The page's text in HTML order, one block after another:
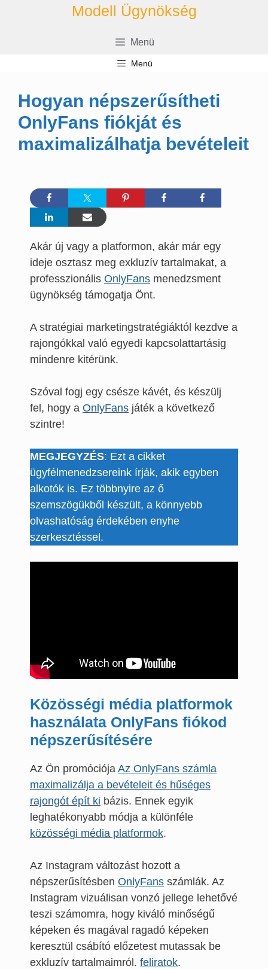
Modell Ügynökség
Menü
Menü
Hogyan népszerűsítheti
OnlyFans fiókját és
maximalizálhatja bevételeit
Akár új vagy a platformon, akár már egy
ideje osztasz meg exkluzív tartalmakat, a
professzionális OnlyFans menedzsment
ügynökség támogatja Önt.
A stratégiai marketingstratégiáktól kezdve a
rajongókkal való egyedi kapcsolattartásig
mindenre kitérünk.
Szóval fogj egy csésze kávét, és készülj
fel, hogy a OnlyFans játék a következő
szintre!
MEGJEGYZÉS: Ezt a cikket
ügyfélmenedzsereink írják, akik egyben
alkotók is. Ez többnyire az ő
szemszögükből készült, a könnyebb
olvashatóság érdekében enyhe
szerkesztéssel.
Közösségi média platformok
használata OnlyFans fiókod
népszerűsítésére
Az Ön promóciója Az OnlyFans számla
maximalizálja a bevételeit és hűséges
rajongót épít ki bázis. Ennek egyik
leghatékonyabb módja a különféle
közösségi média platformok.
Az Instagram változást hozott a
népszerűsítésben OnlyFans számlák. Az
Instagram vizuálisan vonzó jellege lehetővé
teszi számomra, hogy kiváló minőségű
képeken és magával ragadó képeken
keresztül csábító előzetest mutassak be
exkluzív tartalmaimról. feliratok.